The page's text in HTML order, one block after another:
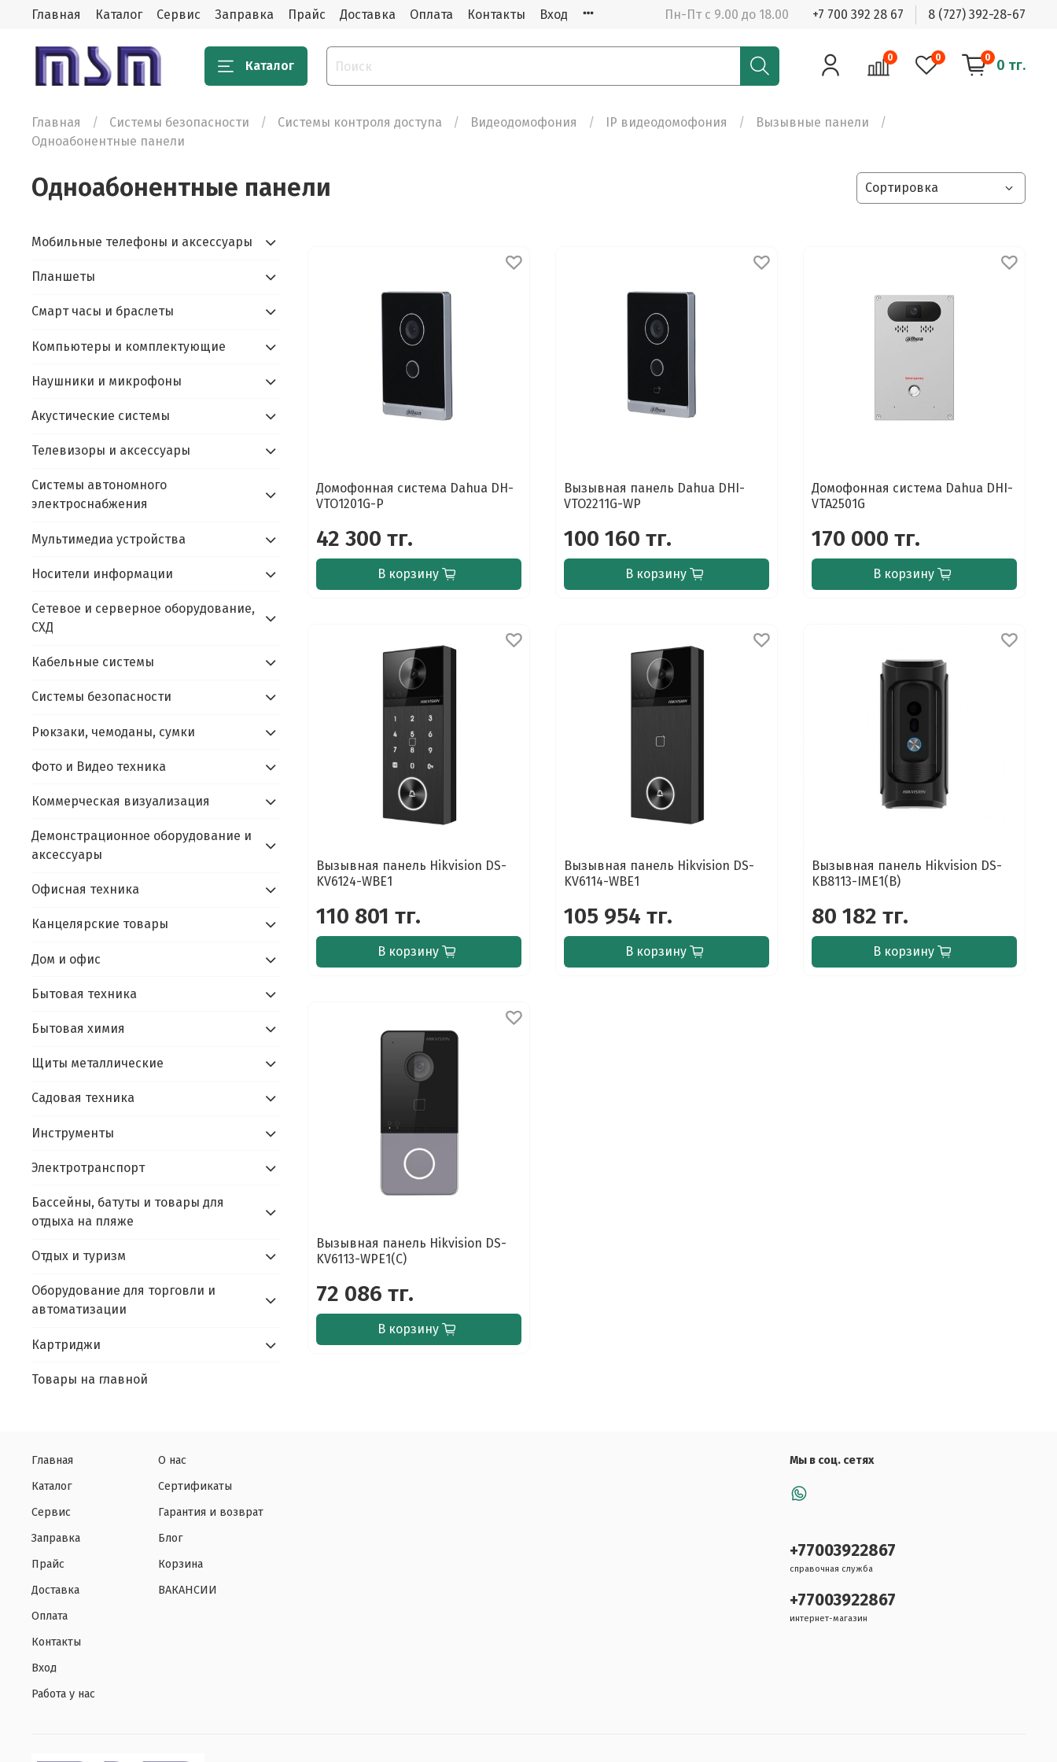
Главная Каталог Сервис Заправка Прайс Доставка Оплата Контакты Вход Пн-Пт с 9.00 до 18.00 +7 700 392 28 67 8 (727) 392-28-67
Каталог
0 0 0 0 тг.
Главная Системы безопасности Системы контроля доступа Видеодомофония IP видеодомофония
Вызывные панели
Одноабонентные панели
Одноабонентные панели
Домофонная система Dahua DH-
VTO1201G-P
42 300 тг.
В корзину
Вызывная панель Dahua DHI-
VTO2211G-WP
100 160 тг.
В корзину
Домофонная система Dahua DHI-
VTA2501G
170 000 тг.
В корзину
Вызывная панель Hikvision DS-
KV6124-WBE1
110 801 тг.
В корзину
Вызывная панель Hikvision DS-
KV6114-WBE1
105 954 тг.
В корзину
Вызывная панель Hikvision DS-
KB8113-IME1(B)
80 182 тг.
В корзину
Вызывная панель Hikvision DS-
KV6113-WPE1(C)
72 086 тг.
В корзину
Мобильные телефоны и аксессуары
Планшеты
Смарт часы и браслеты
Компьютеры и комплектующие
Наушники и микрофоны
Акустические системы
Телевизоры и аксессуары
Системы автономного
электроснабжения
Мультимедиа устройства
Носители информации
Сетевое и серверное оборудование,
СХД
Кабельные системы
Системы безопасности
Рюкзаки, чемоданы, сумки
Фото и Видео техника
Коммерческая визуализация
Демонстрационное оборудование и
аксессуары
Офисная техника
Канцелярские товары
Дом и офис
Бытовая техника
Бытовая химия
Щиты металлические
Садовая техника
Инструменты
Электротранспорт
Бассейны, батуты и товары для
отдыха на пляже
Отдых и туризм
Оборудование для торговли и
автоматизации
Картриджи
Товары на главной
Главная
Каталог
Сервис
Заправка
Прайс
Доставка
Оплата
Контакты
Вход
Работа у нас
О нас
Сертификаты
Гарантия и возврат
Блог
Корзина
ВАКАНСИИ
Мы в соц. сетях
+77003922867
справочная служба
+77003922867
интернет-магазин